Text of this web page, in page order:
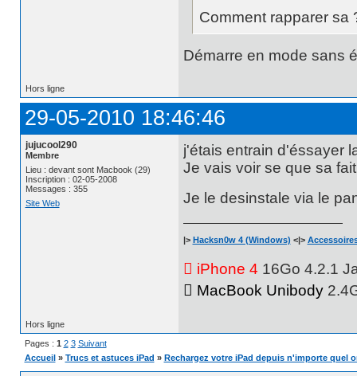
Comment rapparer sa
Démarre en mode sans
Hors ligne
29-05-2010 18:46:46
jujucool290
Membre
Lieu : devant sont Macbook (29)
Inscription : 02-05-2008
Messages : 355
Site Web
j'étais entrain d'éssayer
Je vais voir se que sa
Je le desinstale via le
|> Hacksn0w 4 (Windows) <|>
 iPhone 4 16Go 4.2.1
 MacBook Unibody
Hors ligne
Pages : 1 2 3 Suivant
Accueil » Trucs et astuces iPad » Rechargez votre iPad depuis n'importe quel